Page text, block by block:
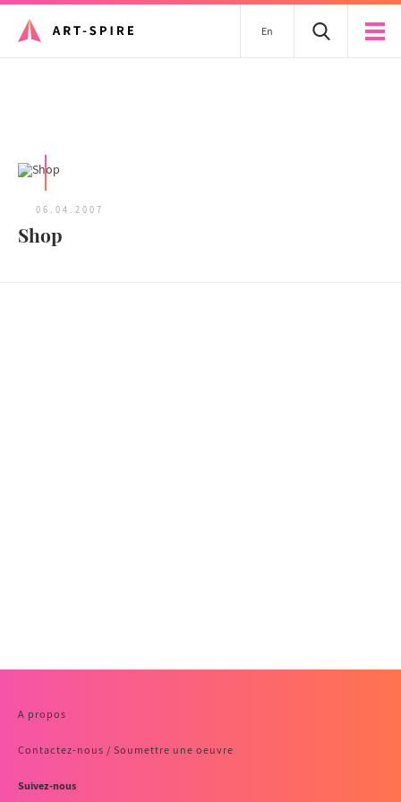
En
06.04.2007
Shop
A propos
Contactez-nous / Soumettre une oeuvre
Suivez-nous